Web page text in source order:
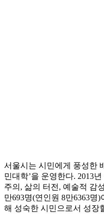
서울시는 시민에게 풍성한
민대학’을 운영한다. 2013
주의, 삶의 터전, 예술적 감
만693명(연인원 8만6363명
해 성숙한 시민으로서 성장